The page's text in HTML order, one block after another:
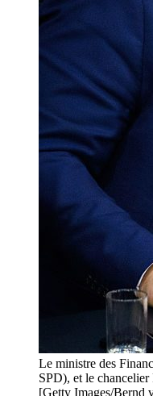
Le ministre des
SPD), et le
[Getty Images/Bernd